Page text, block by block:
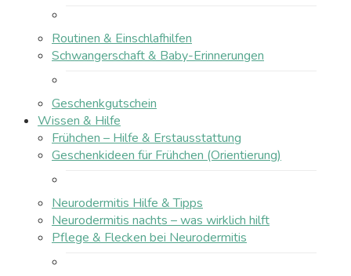
Routinen & Einschlafhilfen
Schwangerschaft & Baby-Erinnerungen
Geschenkgutschein
Wissen & Hilfe
Frühchen – Hilfe & Erstausstattung
Geschenkideen für Frühchen (Orientierung)
Neurodermitis Hilfe & Tipps
Neurodermitis nachts – was wirklich hilft
Pflege & Flecken bei Neurodermitis